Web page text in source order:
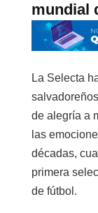
mundial
La Selecta
de alegría a
las
décadas,
primera
de fútbol.